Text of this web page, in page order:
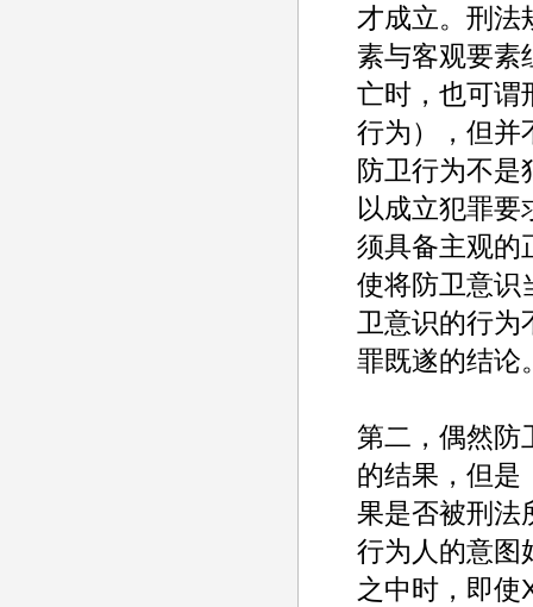
才成立。刑法
素与客观要素
亡时，也可谓
行为），但并
防卫行为不是
以成立犯罪
须具备主观的
使将防卫意识
卫意识的行为
罪既遂的结论
第二，偶然防
的结果，但是
果是否被刑法
行为人的意图
之中时，即使